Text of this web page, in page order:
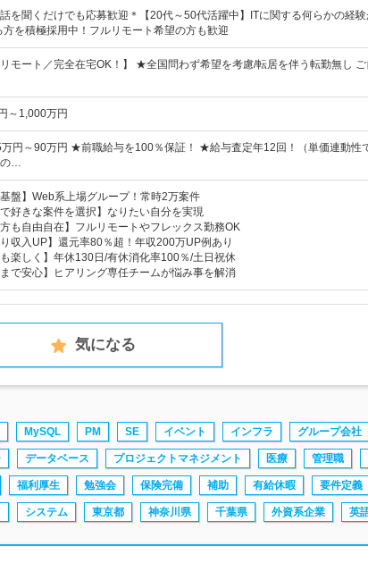
を聞くだけでも応募歓迎＊【20代～50代活躍中】ITに関する何らかの経
方を積極採用中！フルリモート希望の方も歓迎
リモート／完全在宅OK！】 ★全国問わず希望を考慮/転居を伴う転勤無し
～1,000万円
万円～90万円 ★前職給与を100％保証！ ★給与査定年12回！（単価連動性
の…
基盤】Web系上場グループ！常時2万案件
で好きな案件を選択】なりたい自分を実現
方も自由自在】フルリモートやフレックス勤務OK
り収入UP】還元率80％超！年収200万UP例あり
も楽しく】年休130日/有休消化率100％/土日祝休
まで安心】ヒアリング専任チームが悩み事を解消
気になる
MySQL PM SE イベント インフラ グループ会社
データベース プロジェクトマネジメント 医療 管理職
福利厚生 勉強会 保険完備 補助 有給休暇 要件定義
システム 東京都 神奈川県 千葉県 外資系企業 英